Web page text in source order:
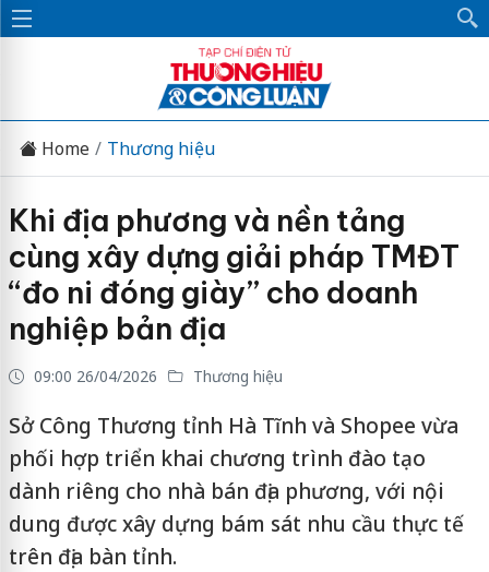
Home Thương hiệu
Khi địa phương và nền tảng
cùng xây dựng giải pháp TMĐT
“đo ni đóng giày” cho doanh
nghiệp bản địa
09:00 26/04/2026 Thương hiệu
Sở Công Thương tỉnh Hà Tĩnh và Shopee vừa
phối hợp triển khai chương trình đào tạo
dành riêng cho nhà bán địa phương, với nội
dung được xây dựng bám sát nhu cầu thực tế
trên địa bàn tỉnh.